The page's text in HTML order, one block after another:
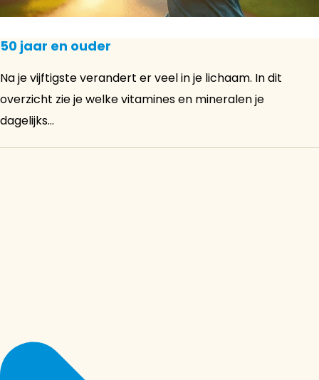
50 jaar en ouder
Na je vijftigste verandert er veel in je lichaam. In dit
overzicht zie je welke vitamines en mineralen je
dagelijks...